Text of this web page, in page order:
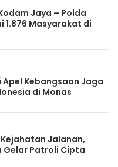
Jaya – Polda
1.876 Masyarakat di
Apel Kebangsaan Jaga
di Monas
Jalanan,
Gelar Patroli Cipta